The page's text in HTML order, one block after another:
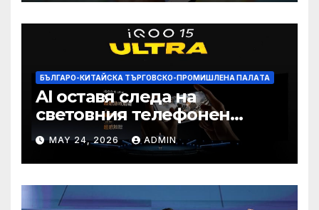
БЪЛГАРО-КИТАЙСКА ТЪРГОВСКО-ПРОМИШЛЕНА ПАЛAТА
AI оставя следа на
световния телефонен
пазар
MAY 24, 2026 ADMIN